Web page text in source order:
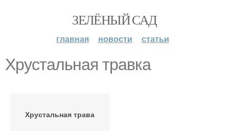
ЗЕЛЁНЫЙ САД
главная новости статьи
Хрустальная травка
Хрустальная трава